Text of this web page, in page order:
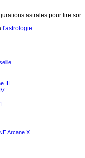
astrales pour lire
l'astrologie
III
Arcane X